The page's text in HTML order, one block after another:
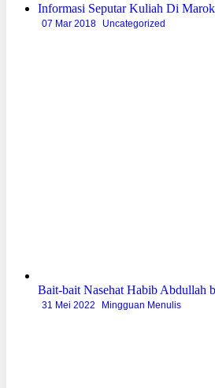
Informasi Seputar Kuliah Di
07 Mar 2018 Uncategorized
Bait-bait Nasehat Habib Abdullah
31 Mei 2022 Mingguan Menulis